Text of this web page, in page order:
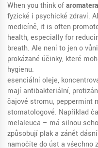
When you think of
fyzické i psychické zdraví.
medicíně, it is often
health, especially for
breath. Ale není to jen o
prokázané účinky, které
hygienu.
esenciální oleje,
mají antibakteriální,
čajové stromu, peppermint
stomatologové. Například
melaleuca – má silnou
způsobují plak a zánět
namočíte do úst a všechno